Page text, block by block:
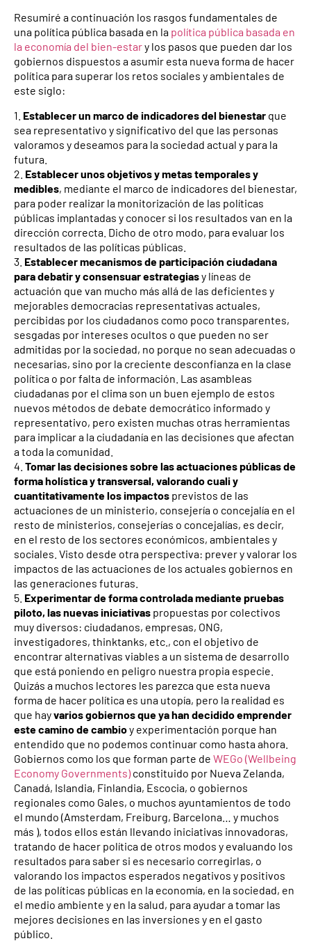
Resumiré a continuación los rasgos fundamentales de
una política pública basada en la política pública basada en
la economía del bien-estary los pasos que pueden dar los
gobiernos dispuestos a asumir esta nueva forma de hacer
política para superar los retos sociales y ambientales de
este siglo:
1. Establecer un marco de indicadores del bienestar que
sea representativo y significativo del que las personas
valoramos y deseamos para la sociedad actual y para la
futura.
2. Establecer unos objetivos y metas temporales y
medibles, mediante el marco de indicadores del bienestar,
para poder realizar la monitorización de las políticas
públicas implantadas y conocer si los resultados van en la
dirección correcta. Dicho de otro modo, para evaluar los
resultados de las políticas públicas.
3. Establecer mecanismos de participación ciudadana
para debatir y consensuar estrategiasy líneas de
actuación que van mucho más allá de las deficientes y
mejorables democracias representativas actuales,
percibidas por los ciudadanos como poco transparentes,
sesgadas por intereses ocultos o que pueden no ser
admitidas por la sociedad, no porque no sean adecuadas o
necesarias, sino por la creciente desconfianza en la clase
política o por falta de información. Las asambleas
ciudadanas por el clima son un buen ejemplo de estos
nuevos métodos de debate democrático informado y
representativo, pero existen muchas otras herramientas
para implicar a la ciudadanía en las decisiones que afectan
a toda la comunidad.
4. Tomar las decisiones sobre las actuaciones públicas de
forma holística y transversal, valorando cuali y
cuantitativamente los impactos previstos de las
actuaciones de un ministerio, consejería o concejalía en el
resto de ministerios, consejerías o concejalías, es decir,
en el resto de los sectores económicos, ambientales y
sociales. Visto desde otra perspectiva: prever y valorar los
impactos de las actuaciones de los actuales gobiernos en
las generaciones futuras.
5. Experimentar de forma controlada mediante pruebas
piloto, las nuevas iniciativas propuestas por colectivos
muy diversos: ciudadanos, empresas, ONG,
investigadores, thinktanks, etc., con el objetivo de
encontrar alternativas viables a un sistema de desarrollo
que está poniendo en peligro nuestra propia especie.
Quizás a muchos lectores les parezca que esta nueva
forma de hacer política es una utopía, pero la realidad es
que hayvarios gobiernos que ya han decidido emprender
este camino de cambioy experimentación porque han
entendido que no podemos continuar como hasta ahora.
Gobiernos como los que forman parte de WEGo (Wellbeing
Economy Governments)constituido por Nueva Zelanda,
Canadá, Islandia, Finlandia, Escocia, o gobiernos
regionales como Gales, o muchos ayuntamientos de todo
el mundo (Amsterdam, Freiburg, Barcelona… y muchos
más ), todos ellos están llevando iniciativas innovadoras,
tratando de hacer política de otros modos y evaluando los
resultados para saber si es necesario corregirlas, o
valorando los impactos esperados negativos y positivos
de las políticas públicas en la economía, en la sociedad, en
el medio ambiente y en la salud, para ayudar a tomar las
mejores decisiones en las inversiones y en el gasto
público.